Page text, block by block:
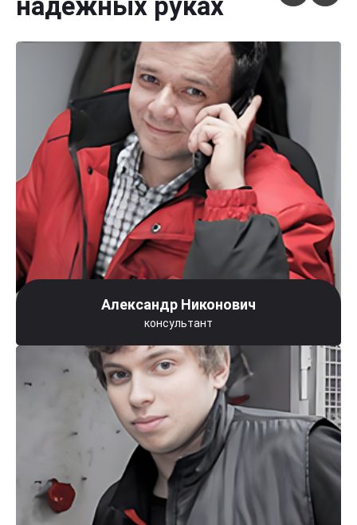
Александр Никонович
консультант
Автосервисы Wilgood в
Москве и Подмосковье:
Ваш надежный партнер в
ремонте и обслуживании